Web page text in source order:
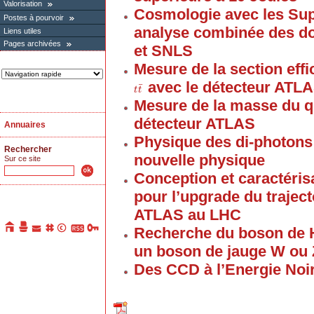
Valorisation
Postes à pourvoir
Liens utiles
Pages archivées
Annuaires
Rechercher
Sur ce site
Cosmologie avec les
analyse combinée des
et SNLS
Mesure de la section
tt
¯
tt¯
avec le détecteur
Mesure de la masse du
détecteur ATLAS
Physique des di-
nouvelle physique
Conception et
pour l’upgrade du
ATLAS au LHC
Recherche du boson de
un boson de jauge W ou
Des CCD à l’Energie